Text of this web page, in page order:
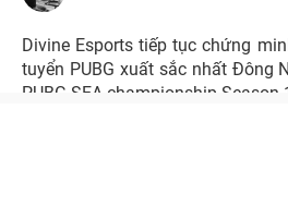
Divine Esports tiếp tục chứng
tuyển PUBG xuất sắc nhất Đông
PUBG SEA championship Season